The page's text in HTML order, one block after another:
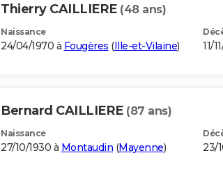
Thierry CAILLIERE (48 ans)
Naissance
24/04/1970 à Fougères (Ille-et-Vilaine) 11/
Bernard CAILLIERE (87 ans)
Naissance
27/10/1930 à Montaudin (Mayenne) 23/